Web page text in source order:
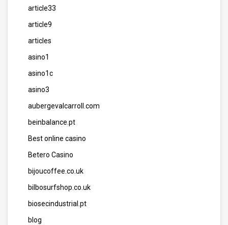
article33
article9
articles
asino1
asino1c
asino3
aubergevalcarroll.com
beinbalance.pt
Best online casino
Betero Casino
bijoucoffee.co.uk
bilbosurfshop.co.uk
biosecindustrial.pt
blog